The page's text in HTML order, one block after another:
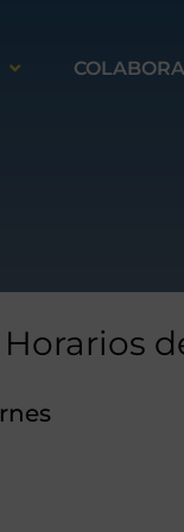
COLABORA
Horarios